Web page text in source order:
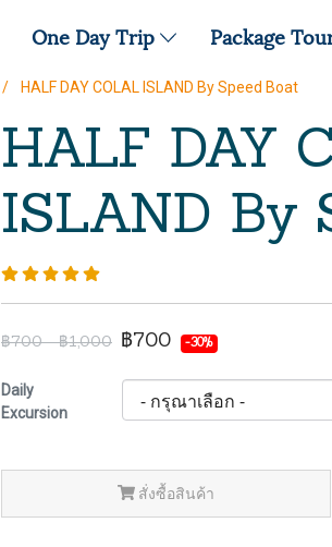
One Day Trip Package
HALF DAY COLAL ISLAND By Speed Boat
HALF DAY
ISLAND By
฿700 - ฿1,000 ฿700 -30%
Daily
Excursion
สั่งซื้อสินค้า